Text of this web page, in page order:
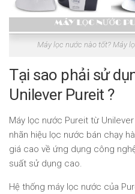
Máy lọc nước nào tốt? Máy
Tại sao phải sử
Unilever Pureit ?
Máy lọc nước Pureit từ
nhãn hiệu lọc nước bán chạy
giá cao về ứng dụng công
suất sử dụng cao.
Hệ thống máy lọc nước của